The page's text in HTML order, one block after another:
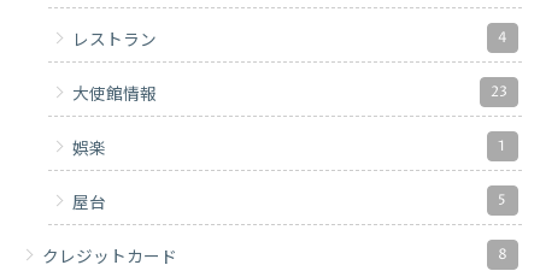
レストラン 4
大使館情報 23
娯楽 1
屋台 5
クレジットカード 8